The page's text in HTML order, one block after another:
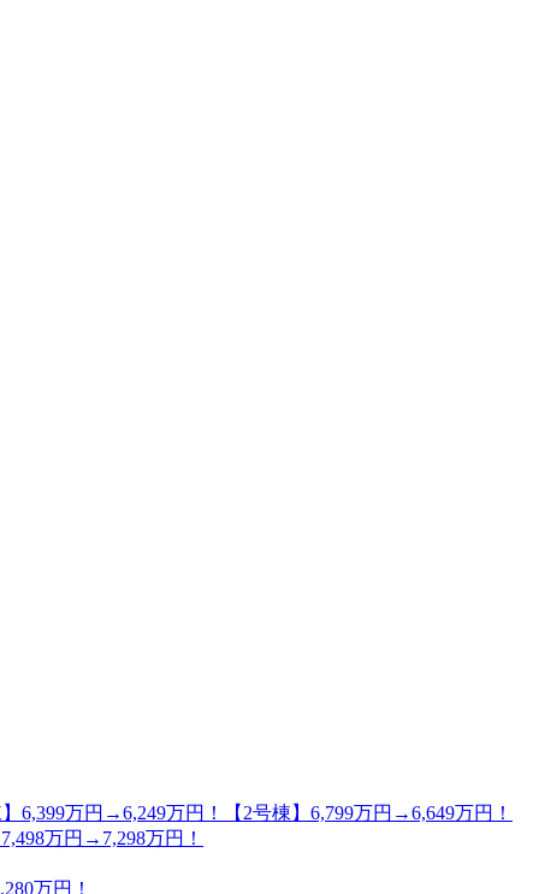
万円→6,249万円！【2号棟】6,799万円→6,649万円！
万円→7,298万円！
万円！